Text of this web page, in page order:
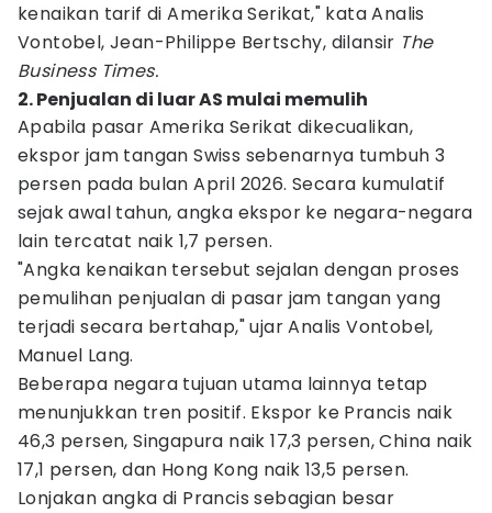
kenaikan tarif di Amerika Serikat," kata Analis
Vontobel, Jean-Philippe Bertschy, dilansir The
Business Times.
2. Penjualan di luar AS mulai memulih
Apabila pasar Amerika Serikat dikecualikan,
ekspor jam tangan Swiss sebenarnya tumbuh 3
persen pada bulan April 2026. Secara kumulatif
sejak awal tahun, angka ekspor ke negara-negara
lain tercatat naik 1,7 persen.
"Angka kenaikan tersebut sejalan dengan proses
pemulihan penjualan di pasar jam tangan yang
terjadi secara bertahap," ujar Analis Vontobel,
Manuel Lang.
Beberapa negara tujuan utama lainnya tetap
menunjukkan tren positif. Ekspor ke Prancis naik
46,3 persen, Singapura naik 17,3 persen, China naik
17,1 persen, dan Hong Kong naik 13,5 persen.
Lonjakan angka di Prancis sebagian besar